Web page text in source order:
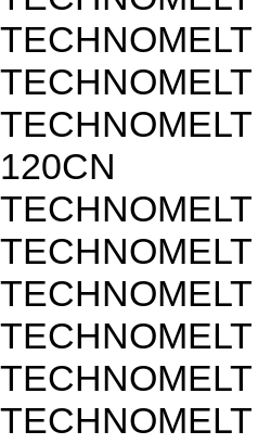
120CN